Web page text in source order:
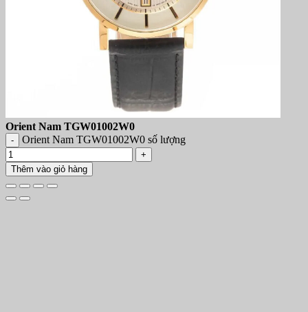
Orient Nam TGW01002W0
Orient Nam TGW01002W0 số lượng
Thêm vào giỏ hàng